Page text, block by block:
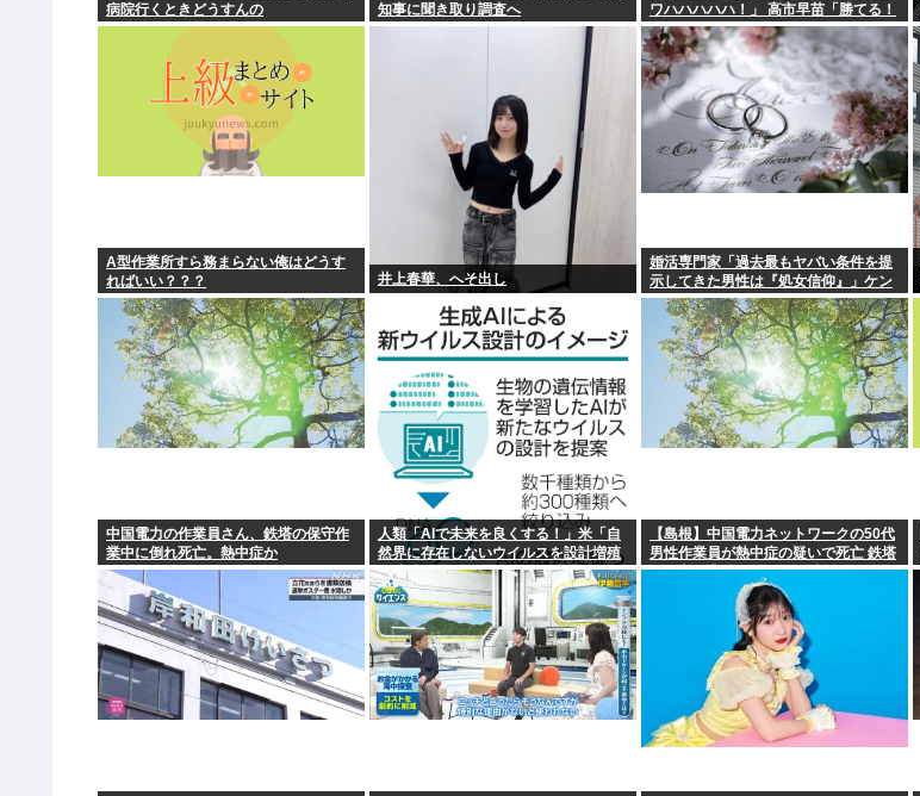
病院行くときどうすんの
知事に聞き取り調査へ
ワハハハハハ！」 高市早苗「勝てる！
ガハハハハハハ！」
A型作業所すら務まらない俺はどうす
ればいい？？？
井上春華、へそ出し
婚活専門家「過去最もヤバい条件を提
示してきた男性は『処女信仰』」ケン
モメン…
中国電力の作業員さん、鉄塔の保守作
業中に倒れ死亡。熱中症か
人類「AIで未来を良くする！」米「自
然界に存在しないウイルスを設計増殖
に成功」技術が進む程自ら破滅要因を
増やす愚種
【島根】中国電力ネットワークの50代
男性作業員が熱中症の疑いで死亡 鉄塔
の保守作業後に倒れる 邑南町